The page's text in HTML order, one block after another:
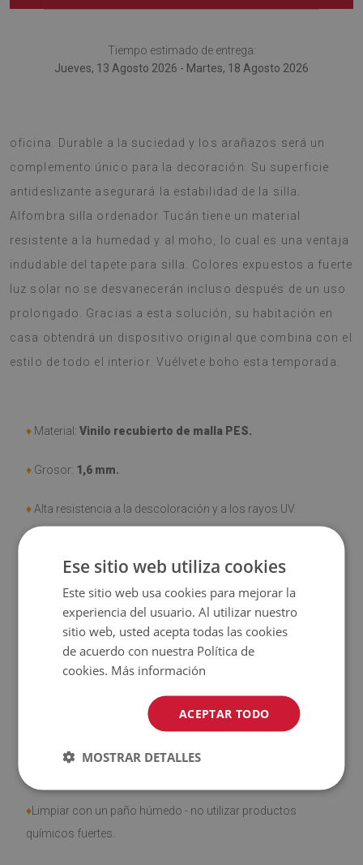
Tiempo estimado de entrega:
Jueves, 13 Agosto 2026 - Martes, 18 Agosto 2026
oficina. Durable a la suciedad y los arañazos será un
complemento único para la decoración. Su superficie
antideslizante asegurará la estabilidad de la silla.
Alfombra silla ordenador Tucán tiene un material
resistente a la humedad y al moho, lo cual es una ventaja
indudable del tapete para silla. Colores expuestos a fuerte
luz solar no se desvanecerán incluso después de un uso
prolongado. Gracias a esta solución, su habitación en
casa obtendrá un dispositivo original que combina con el
estilo de todo el interior. Vuélvete boho esta temporada.
♦ Material: Vinilo recubierto de malla PES.
♦ Grosor: 1,6 mm.
♦ Alta resistencia a la descoloración y a los rayos UV.
El producto fácil de limpiar
, resistente a las manchas y al
Tenga en cuenta que los daños causados por el uso
debido al paso del tiempo (por ejemplo, abrasión) no son
♦ Limpiar con un paño húmedo - no utilizar productos
químicos fuertes.
Ese sitio web utiliza cookies
Este sitio web usa cookies para mejorar la
experiencia del usuario. Al utilizar nuestro
sitio web, usted acepta todas las cookies
de acuerdo con nuestra Política de
cookies. Más información
ACEPTAR TODO
MOSTRAR DETALLES